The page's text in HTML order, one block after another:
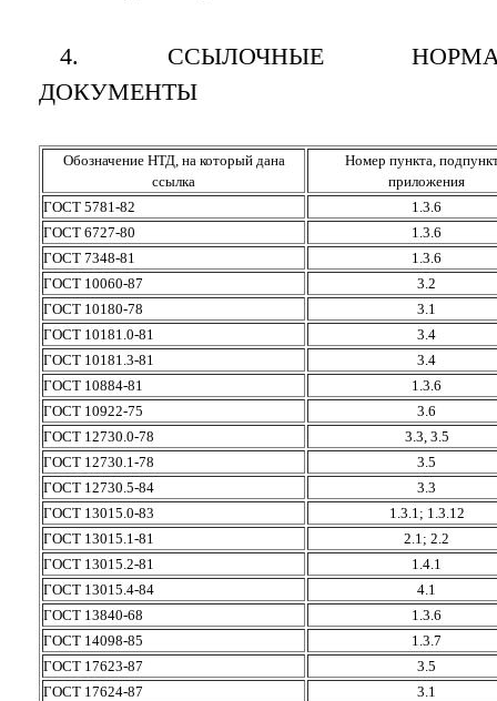
4. ССЫЛОЧНЫЕ
ДОКУМЕНТЫ
Обозначение НТД, на который дана
ссылка
Номер пункта,
приложения
ГОСТ 5781-82
1.3.6
ГОСТ 6727-80
1.3.6
ГОСТ 7348-81
1.3.6
ГОСТ 10060-87
3.2
ГОСТ 10180-78
3.1
ГОСТ 10181.0-81
3.4
ГОСТ 10181.3-81
3.4
ГОСТ 10884-81
1.3.6
ГОСТ 10922-75
3.6
ГОСТ 12730.0-78
3.3, 3.5
ГОСТ 12730.1-78
3.5
ГОСТ 12730.5-84
3.3
ГОСТ 13015.0-83
1.3.1; 1.3.12
ГОСТ 13015.1-81
2.1; 2.2
ГОСТ 13015.2-81
1.4.1
ГОСТ 13015.4-84
4.1
ГОСТ 13840-68
1.3.6
ГОСТ 14098-85
1.3.7
ГОСТ 17623-87
3.5
ГОСТ 17624-87
3.1